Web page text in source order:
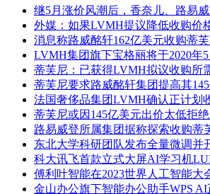
继5月涨价风潮后，香奈儿、路易
外媒：如果LVMH提议降低收购价
消息称路威酩轩162亿美元收购蒂
LVMH集团旗下宝格丽将于2020年
蒂芙尼：已获得LVMH拟议收购所
蒂芙尼要求路威酩轩集团提高其
法国奢侈品集团LVMH确认正计划
蒂芙尼或因145亿美元出价太低拒
路易威登所属集团据称探索收购蒂
东北大学科研团队发布全量微调并
科大讯飞首款立式大屏AI学习机
傅利叶智能在2023世界人工智能大
金山办公旗下智能办公助手WPS